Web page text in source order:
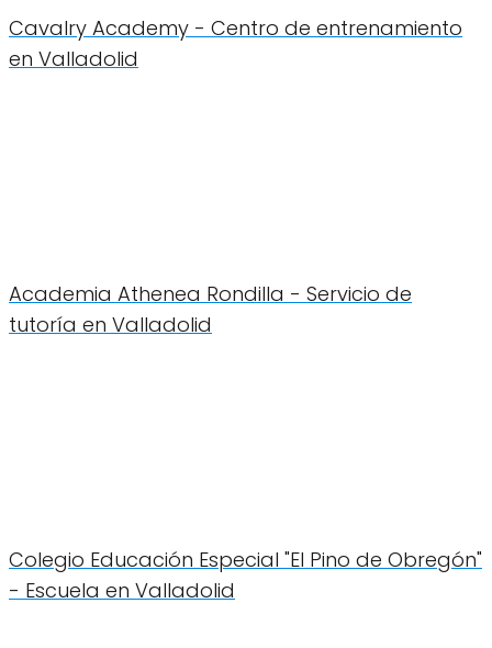
Cavalry Academy - Centro de entrenamiento
en Valladolid
Academia Athenea Rondilla - Servicio de
tutoría en Valladolid
Colegio Educación Especial "El Pino de Obregón"
- Escuela en Valladolid